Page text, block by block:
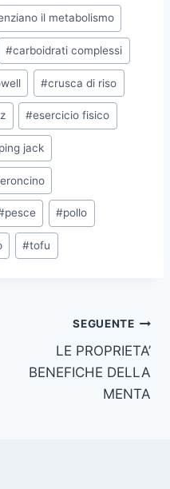
il metabolismo
#carboidrati complessi
#crusca di riso
#esercicio fisico
jack
pesce #pollo
#tofu
SEGUENTE
LE PROPRIETA’
BENEFICHE DELLA
MENTA